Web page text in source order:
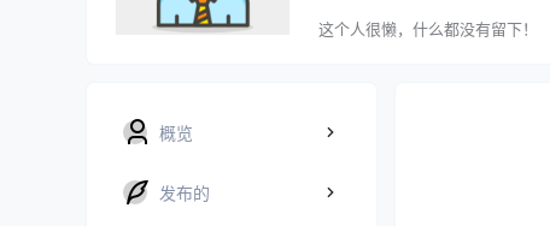
这个人很懒，什么都没有留下！
概览
发布的